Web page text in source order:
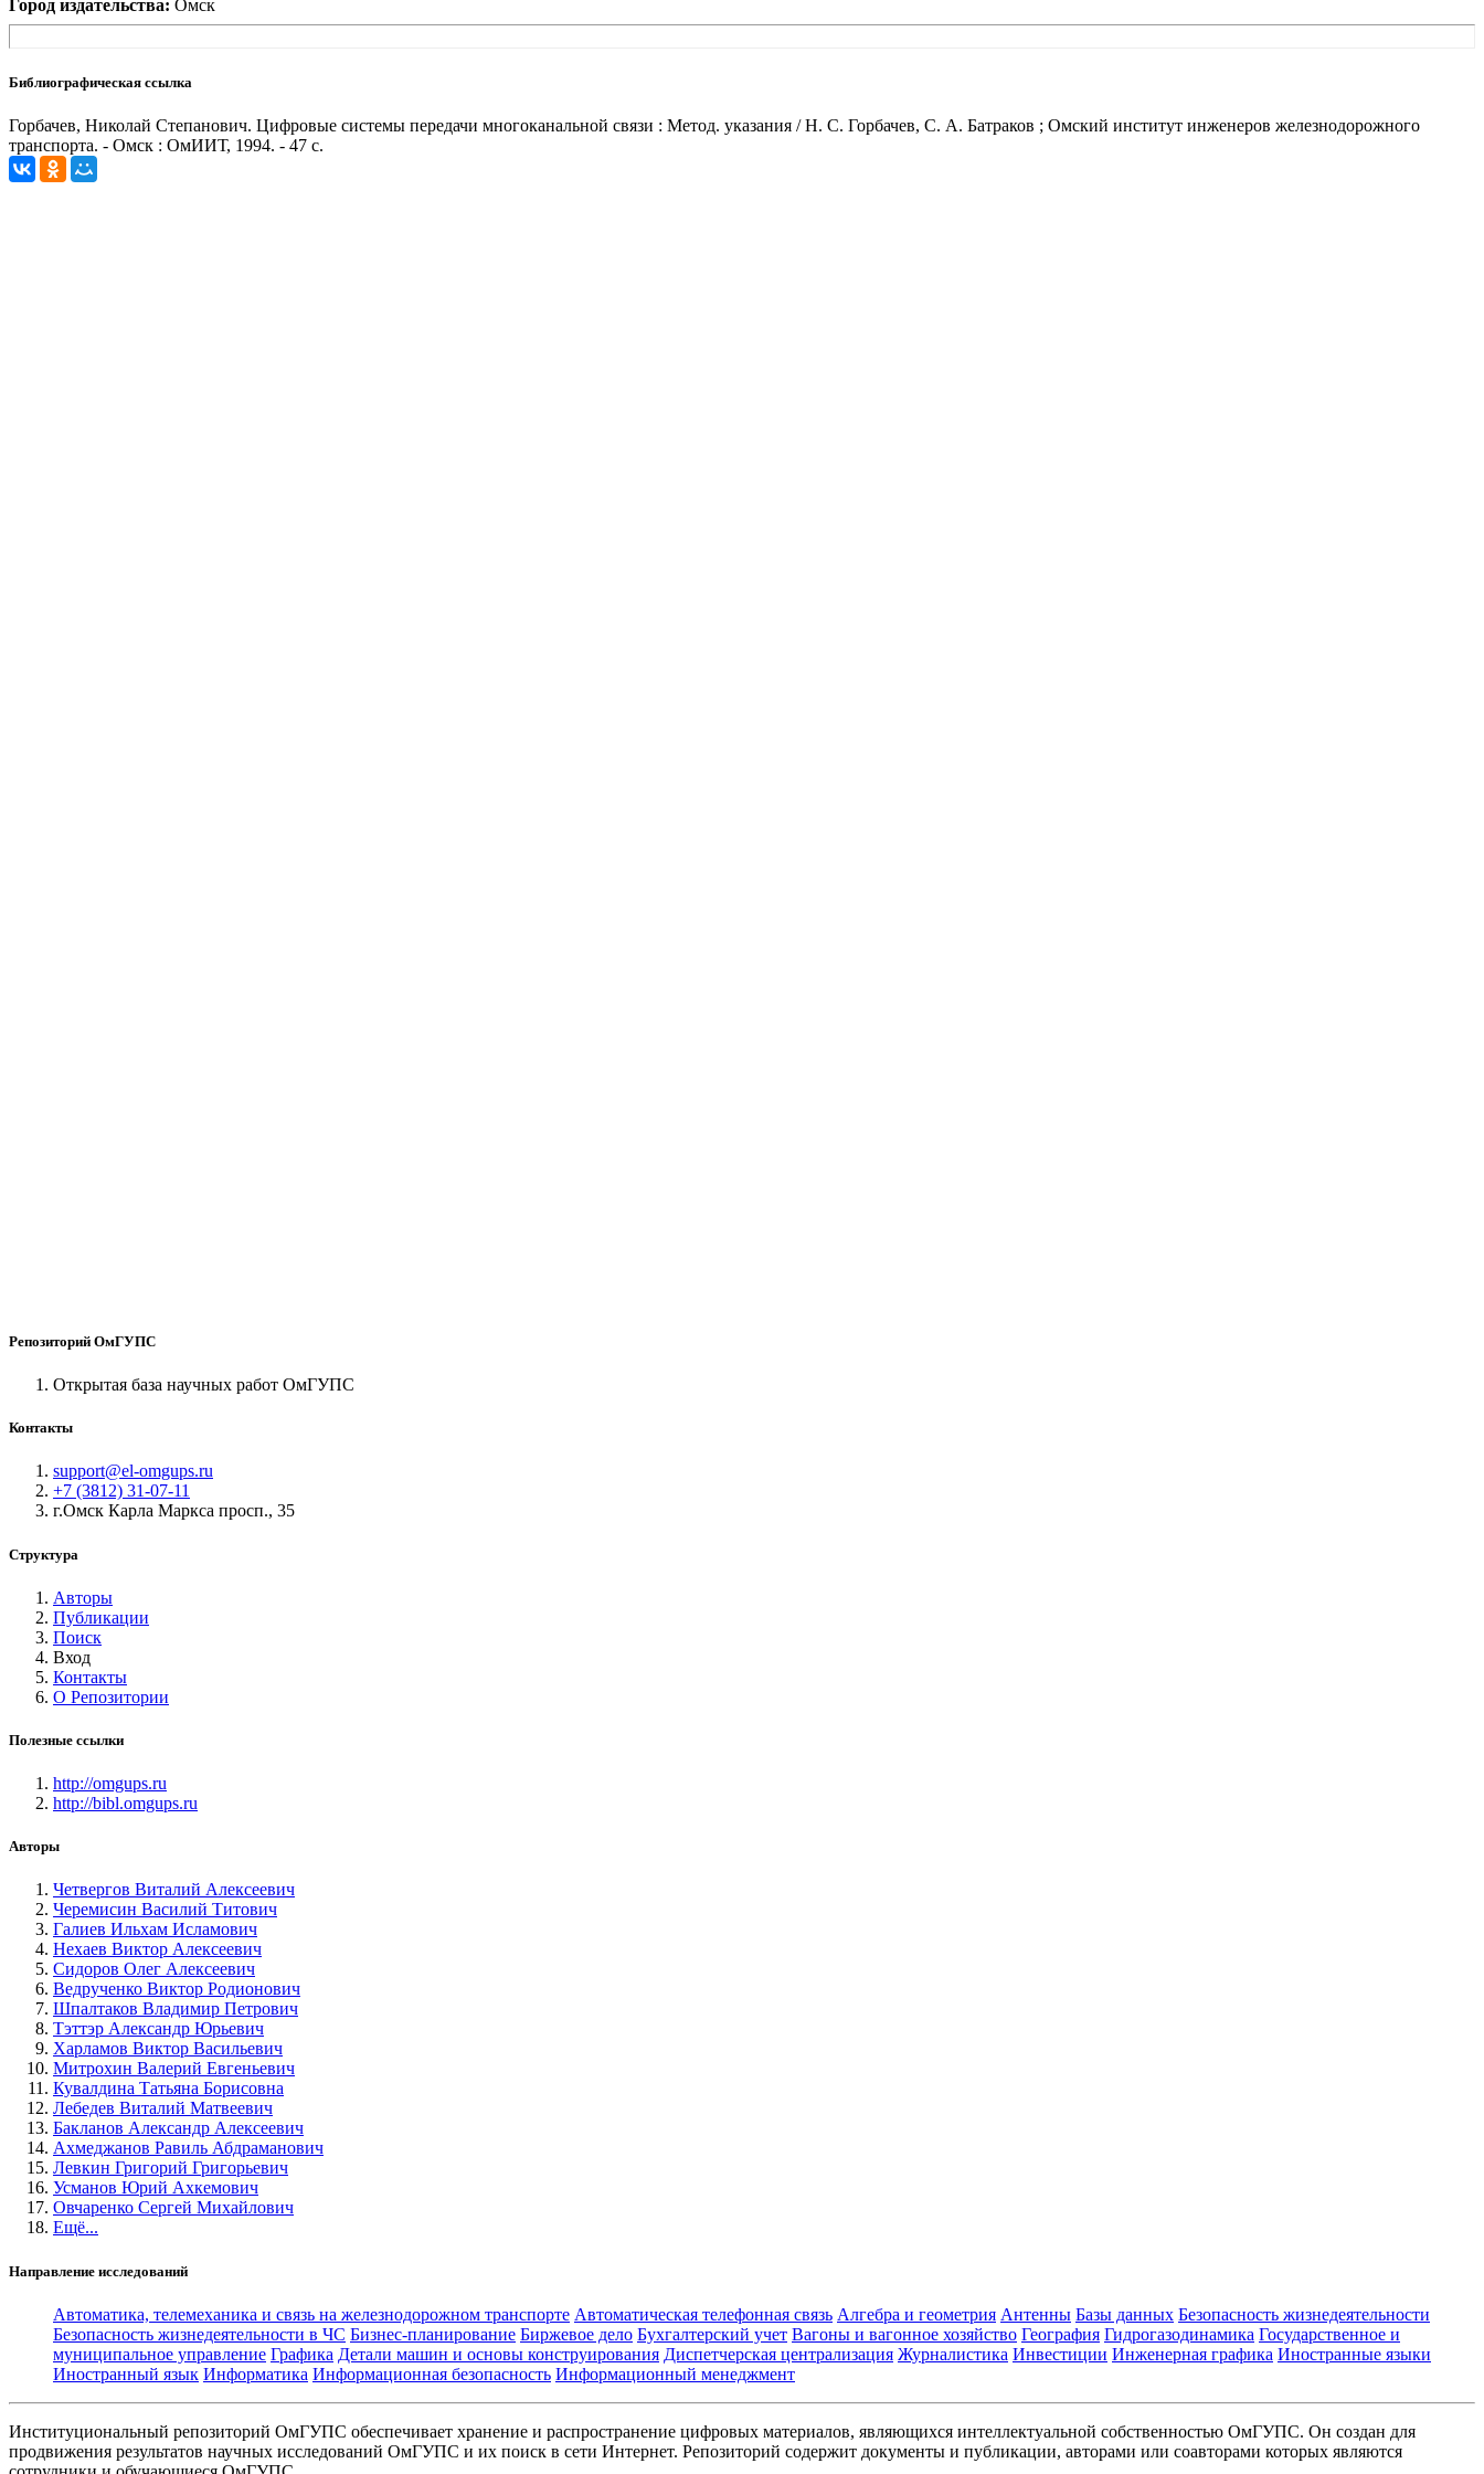
Город издательства: Омск
Библиографическая ссылка
Горбачев, Николай Степанович. Цифровые системы передачи многоканальной связи : Метод. указания / Н. С. Горбачев, С. А. Батраков ; Омский институт инженеров железнодорожного
транспорта. - Омск : ОмИИТ, 1994. - 47 с.
Репозиторий ОмГУПС
Открытая база научных работ ОмГУПС
Контакты
support@el-omgups.ru
+7 (3812) 31-07-11
г.Омск Карла Маркса просп., 35
Структура
Авторы
Публикации
Поиск
Вход
Контакты
О Репозитории
Полезные ссылки
http://omgups.ru
http://bibl.omgups.ru
Авторы
Четвергов Виталий Алексеевич
Черемисин Василий Титович
Галиев Ильхам Исламович
Нехаев Виктор Алексеевич
Сидоров Олег Алексеевич
Ведрученко Виктор Родионович
Шпалтаков Владимир Петрович
Тэттэр Александр Юрьевич
Харламов Виктор Васильевич
Митрохин Валерий Евгеньевич
Кувалдина Татьяна Борисовна
Лебедев Виталий Матвеевич
Бакланов Александр Алексеевич
Ахмеджанов Равиль Абдраманович
Левкин Григорий Григорьевич
Усманов Юрий Ахкемович
Овчаренко Сергей Михайлович
Ещё...
Направление исследований
Автоматика, телемеханика и связь на железнодорожном транспорте Автоматическая телефонная связь Алгебра и геометрия Антенны Базы данных Безопасность жизнедеятельности
Безопасность жизнедеятельности в ЧС Бизнес-планирование Биржевое дело Бухгалтерский учет Вагоны и вагонное хозяйство География Гидрогазодинамика Государственное и
муниципальное управление Графика Детали машин и основы конструирования Диспетчерская централизация Журналистика Инвестиции Инженерная графика Иностранные языки
Иностранный язык Информатика Информационная безопасность Информационный менеджмент
Институциональный репозиторий ОмГУПС обеспечивает хранение и распространение цифровых материалов, являющихся интеллектуальной собственностью ОмГУПС. Он создан для
продвижения результатов научных исследований ОмГУПС и их поиск в сети Интернет. Репозиторий содержит документы и публикации, авторами или соавторами которых являются